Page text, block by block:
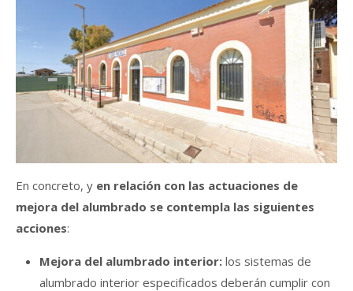
En concreto, y en relación con las actuaciones de
mejora del alumbrado se contempla las siguientes
acciones:
Mejora del alumbrado interior: los sistemas de
alumbrado interior especificados deberán cumplir con